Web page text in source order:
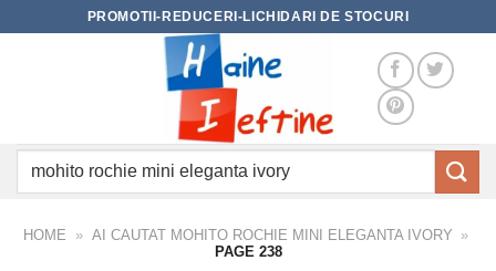
PROMOTII-REDUCERI-LICHIDARI DE STOCURI
Caută
HOME » AI CAUTAT MOHITO ROCHIE MINI ELEGANTA IVORY »
PAGE 238